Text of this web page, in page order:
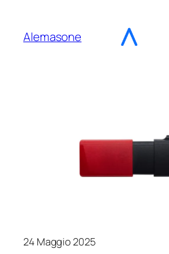
contenuto
Alemasone
24 Maggio 2025